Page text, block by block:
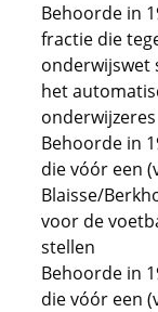
Behoorde in
fractie die
onderwijswet
het
onderwijzeres
Behoorde in
die vóór een
Blaisse/
voor de
stellen
Behoorde in
die vóór een